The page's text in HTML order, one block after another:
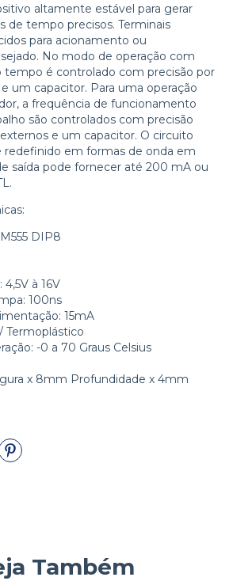
altamente estável para gerar
de tempo precisos. Terminais
para acionamento ou
No modo de operação com
tempo é controlado com precisão por
um capacitor. Para uma operação
a frequência de funcionamento
são controlados com precisão
e um capacitor. O circuito
redefinido em formas de onda em
saída pode fornecer até 200 mA ou
DIP8
à 16V
100ns
15mA
Termoplástico
-0 a 70 Graus Celsius
x 8mm Profundidade x 4mm
Também